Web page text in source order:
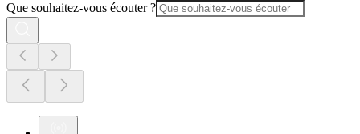
Que souhaitez-vous écouter ?